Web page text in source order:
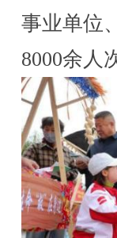
事业单位
8000余人